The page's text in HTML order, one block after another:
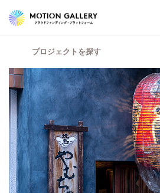
プロジェクトを探す